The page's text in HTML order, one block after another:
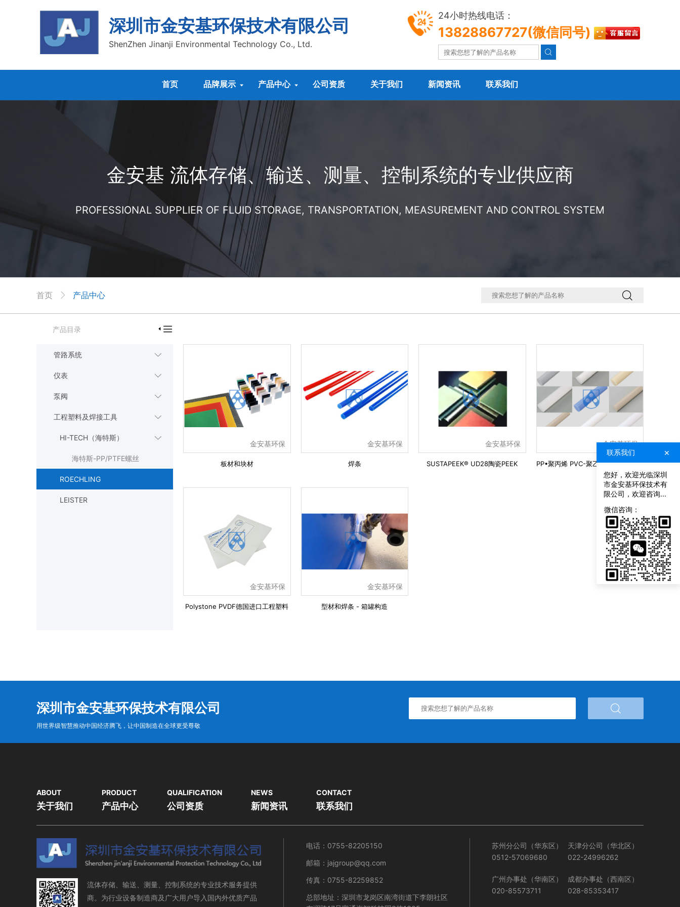
深圳市金安基环保技术有限公司
ShenZhen Jinanji Environmental Technology Co., Ltd.
24小时热线电话：
13828867727(微信同号)

首页 品牌展示  产品中心  公司资质 关于我们 新闻资讯 联系我们
金安基 流体存储、输送、测量、控制系统的专业供应商
PROFESSIONAL SUPPLIER OF FLUID STORAGE, TRANSPORTATION, MEASUREMENT AND CONTROL SYSTEM
首页  产品中心 
产品目录  
管路系统 
仪表 
泵阀 
工程塑料及焊接工具 
HI-TECH（海特斯） 
海特斯-PP/PTFE螺丝
ROECHLING
LEISTER
金安基环保
板材和块材
金安基环保
焊条
金安基环保
SUSTAPEEK® UD28陶瓷PEEK
金安基环保
PP•聚丙烯 PVC-聚乙烯 PVDF-聚偏二氟乙稀 PE-超高分子聚乙稀
金安基环保
Polystone PVDF德国进口工程塑料
金安基环保
型材和焊条 - 箱罐构造
深圳市金安基环保技术有限公司
用世界级智慧推动中国经济腾飞，让中国制造在全球更受尊敬

ABOUT
关于我们
PRODUCT
产品中心
QUALIFICATION
公司资质
NEWS
新闻资讯
CONTACT
联系我们
流体存储、输送、测量、控制系统的专业技术服务提供
商。为行业设备制造商及广大用户导入国内外优质产品
电话：0755-82205150
邮箱：jajgroup@qq.com
传真：0755-82259852
总部地址：深圳市龙岗区南湾街道下李朗社区
苏州分公司（华东区）
0512-57069680
天津分公司（华北区）
022-24996262
广州办事处（华南区）
020-85573711
成都办事处（西南区）
028-85353417
我
们
联系我们 ×
您好，欢迎光临深圳
市金安基环保技术有
限公司，欢迎咨询...
微信咨询：